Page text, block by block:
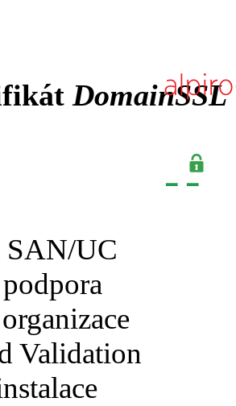
SAN/UC
Validation